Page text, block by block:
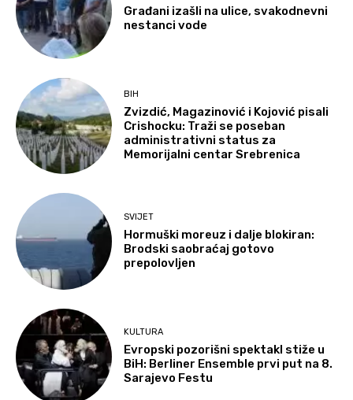
Građani izašli na ulice, svakodnevni
nestanci vode
BIH
Zvizdić, Magazinović i Kojović pisali
Crishocku: Traži se poseban
administrativni status za
Memorijalni centar Srebrenica
SVIJET
Hormuški moreuz i dalje blokiran:
Brodski saobraćaj gotovo
prepolovljen
KULTURA
Evropski pozorišni spektakl stiže u
BiH: Berliner Ensemble prvi put na 8.
Sarajevo Festu